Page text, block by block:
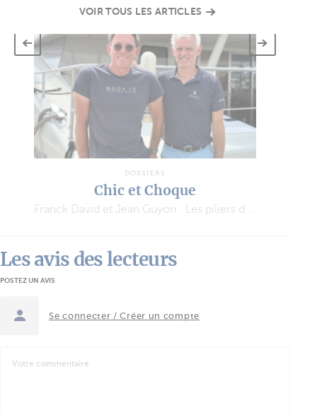
VOIR TOUS LES ARTICLES
DOSSIERS
Chic et Choque
Franck David et Jean Guyon : Les piliers de l’aventure MODX
Les avis des lecteurs
POSTEZ UN AVIS
Se connecter / Créer un compte